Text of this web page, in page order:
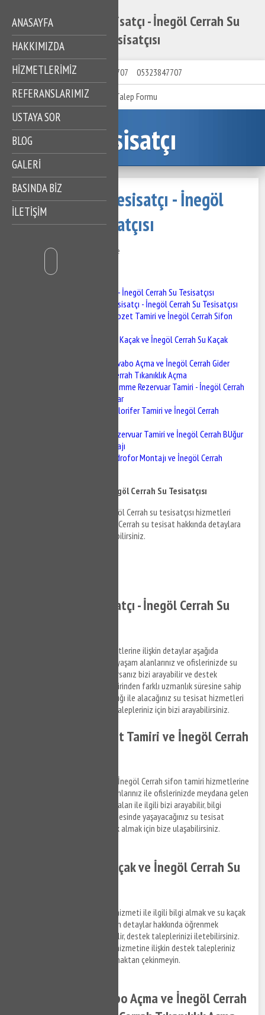
İnegöl Cerrah Tesisatçı - İnegöl Cerrah Su
Tesisatçısı
ANASAYFA
HAKKIMIZDA
HIZMETLERIMIZ
REFERANSLARIMIZ
USTAYA SOR
BLOG
GALERİ
BASINDA BİZ
İLETİŞİM
05323847707 05323847707
Talep Formu
Tesisatçı
İnegöl Cerrah Tesisatçı - İnegöl
Cerrah Su Tesisatçısı
15 Kasım 2020 514 Görüntüleme
İçindekiler
İnegöl Cerrah Tesisatçı - İnegöl Cerrah Su Tesisatçısı
İnegöl Cerrah Tesisatçı - İnegöl Cerrah Su Tesisatçısı
İnegöl Cerrah Klozet Tamiri ve İnegöl Cerrah Sifon
İnegöl Cerrah Su Kaçak ve İnegöl Cerrah Su Kaçak
İnegöl Cerrah Lavabo Açma ve İnegöl Cerrah Gider
Açma - İnegöl Cerrah Tıkanıklık Açma
İnegöl Cerrah Gömme Rezervuar Tamiri - İnegöl Cerrah
Gömme Rezervuar
İnegöl Cerrah Kalorifer Tamiri ve İnegöl Cerrah
İnegöl Cerrah Rezervuar Tamiri ve İnegöl Cerrah BUğur
Mumcurya Montajı
İnegöl Cerrah Hidrofor Montajı ve İnegöl Cerrah
İnegöl Cerrah Tesisatçı - İnegöl Cerrah Su Tesisatçısı
İnegöl Cerrah tesisatçı ve İnegöl Cerrah su tesisatçısı hizmetleri
hakkında bilgi almak ve İnegöl Cerrah su tesisat hakkında detaylara
erişim sağlamak için bizi arayabilirsiniz.
İnegöl Cerrah Tesisatçı - İnegöl Cerrah Su
İnegöl Cerrah su tesisat hizmetlerine ilişkin detaylar aşağıda
Denizlilandığı şekildedir. Sizde yaşam alanlarınız ve ofislerinizde su
tesisat ile ilgili bir arıza yaşıyorsanız bizi arayabilir ve destek
taleplerinizi iletebilirsiniz. Birbirinden farklı uzmanlık süresine sahip
anlaşmalı iş ortaklarımız aracılığı ile alacağınız su tesisat hizmetleri
ile ilgili bilgi almak ve destek talepleriniz için bizi arayabilirsiniz.
İnegöl Cerrah Klozet Tamiri ve İnegöl Cerrah
İnegöl Cerrah klozet tamiri ve İnegöl Cerrah sifon tamiri hizmetlerine
ilişkin bilgi almak ve yaşam alanlarınız ile ofislerinizde meydana gelen
su tesisat, klozet ve sifon arızaları ile ilgili bizi arayabilir, bilgi
alabilirsiniz. İnegöl Cerrah bölgesinde yaşayacağınız su tesisat
arızaları için kısa sürede destek almak için bize ulaşabilirsiniz.
İnegöl Cerrah Su Kaçak ve İnegöl Cerrah Su
İnegöl Cerrah su kaçak bulma hizmeti ile ilgili bilgi almak ve su kaçak
tespit tamir hizmetlerine ilişkin detaylar hakkında öğrenmek
istediğiniz konuları bize sorabilir, destek taleplerinizi iletebilirsiniz.
İnegöl Cerrah su kaçak bulma hizmetine ilişkin destek talepleriniz
hakkında bizimle bağlantı kurmaktan çekinmeyin.
İnegöl Cerrah Lavabo Açma ve İnegöl Cerrah